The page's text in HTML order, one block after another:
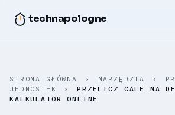
technapologne
STRONA GŁÓWNA › NARZĘDZIA ›
JEDNOSTEK
›
PRZELICZ CALE NA
KALKULATOR ONLINE